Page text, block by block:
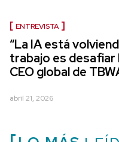
ENTREVISTA
“La IA está
trabajo es desafiar
CEO global de
abril 21, 2026